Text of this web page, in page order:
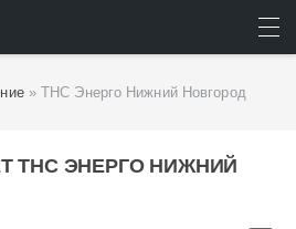
» ТНС Энерго Нижний Новгород
ТНС ЭНЕРГО НИЖНИЙ